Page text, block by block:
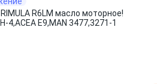
R6LM масло моторное!
4,ACEA E9,MAN 3477,3271-1